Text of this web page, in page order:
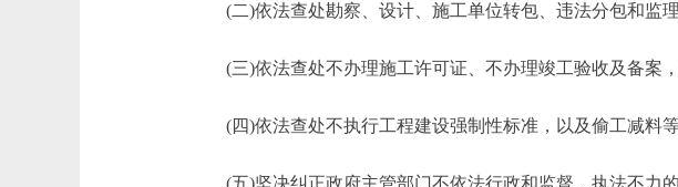
(二)依法查处勘察、设计、施工单位转包、违法分包和监理
(三)依法查处不办理施工许可证、不办理竣工验收及备案，
(四)依法查处不执行工程建设强制性标准，以及偷工减料等
(五)坚决纠正政府主管部门不依法行政和监督、执法不力的